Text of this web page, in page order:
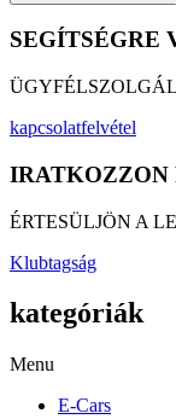
SEGÍTSÉGRE
kapcsolatfelvétel
IRATKOZZON
ÉRTESÜLJÖN A
Klubtagság
kategóriák
Menu
E-Cars